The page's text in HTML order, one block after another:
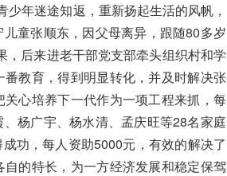
年迷途知返，重新扬起生活的风帆，
童张顺东，因父母离异，跟随80多岁
后来进老干部党支部牵头组织村和学
教育，得到明显转化，并及时解决张
心培养下一代作为一项工程来抓，每
杨广宇、杨水清、孟庆旺等28名家庭
功，每人资助5000元，有效的解决了
的特长，为一方经济发展和稳定保驾